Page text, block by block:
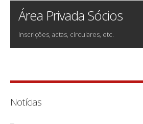
Área Privada Sócios
Inscrições, actas, circulares, etc.
Notícias